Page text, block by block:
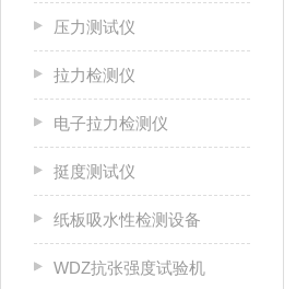
压力测试仪
拉力检测仪
电子拉力检测仪
挺度测试仪
纸板吸水性检测设备
WDZ抗张强度试验机